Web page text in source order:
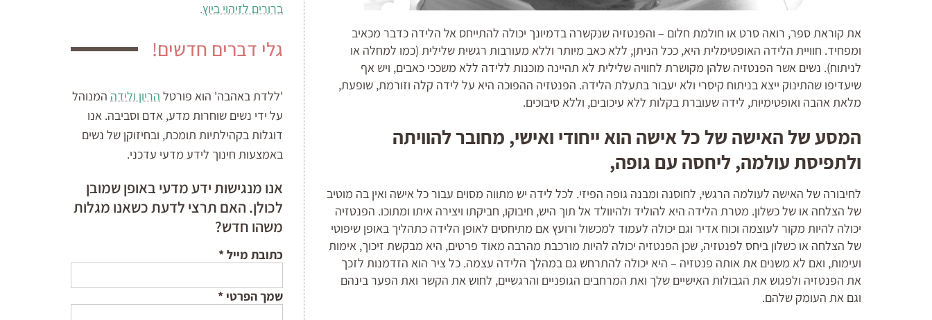
את קוראת ספר, רואה סרט או חולמת חלום – והפנטזיה שנקשרה בדמיונך יכולה להתייחס אל הלידה כדבר מכאיב
ומפחיד. חוויית הלידה האופטימלית היא, ככל הניתן, ללא כאב מיותר וללא מעורבות רגשית שלילית (כמו למחלה או
לניתוח). נשים אשר הפנטזיה שלהן מקושרת לחוויה שלילית לא תהיינה מוכנות ללידה ללא משככי כאבים, ויש אף
שיעדיפו שהתינוק ייצא בניתוח קיסרי ולא יעבור בתעלת הלידה. הפנטזיה ההפוכה היא על לידה קלה וזורמת, שופעת,
מלאת אהבה ואופטימיות, לידה שעוברת בקלות ללא עיכובים, וללא סיבוכים.
המסע של האישה של כל אישה הוא ייחודי ואישי, מחובר להוויתה
ולתפיסת עולמה, ליחסה עם גופה,
לחיבורה של האישה לעולמה הרגשי, לחוסנה ומבנה גופה הפיזי. לכל לידה יש מתווה מסוים עבור כל אישה ואין בה מוטיב
של הצלחה או של כשלון. מטרת הלידה היא להוליד ולהיוולד אל תוך היש, חיבוקו, חביקתו ויצירה איתו ומתוכו. הפנטזיה
יכולה להיות מקור לעוצמה וכוח אדיר וגם יכולה לעמוד למכשול ורועץ אם מתיחסים לאופן הלידה כתהליך באופן שיפוטי
של הצלחה או כשלון ביחס לפנטזיה, שכן הפנטזיה יכולה להיות מורכבת מהרבה מאוד פרטים, היא מבקשת זיכוך, אימות
ועימות, ואם לא משנים את אותה פנטזיה – היא יכולה להתרחש גם במהלך הלידה עצמה. כל ציר הוא הזדמנות לזכך
את הפנטזיה ולפגוש את הגבולות האישיים שלך ואת המרחבים הגופניים והרגשיים, לחוש את הקשר ואת הפער בינהם
וגם את העומק שלהם.
ברורים לזיהוי ביוץ.
גלי דברים חדשים!
'ללדת באהבה' הוא פורטל הריון ולידה המנוהל
על ידי נשים שוחרות מדע, אדם וסביבה. אנו
דוגלות בקהילתיות תומכת, ובחיזוקן של נשים
באמצעות חינוך לידע מדעי עדכני.
אנו מנגישות ידע מדעי באופן שמובן
לכולן. האם תרצי לדעת כשאנו מגלות
משהו חדש?
כתובת מייל*
שמך הפרטי *